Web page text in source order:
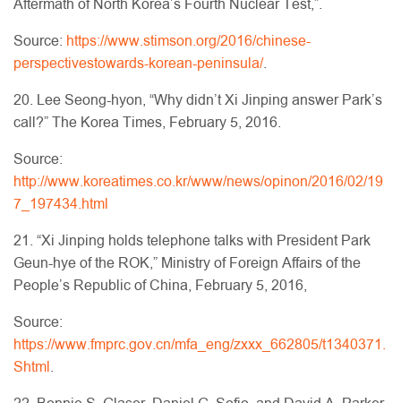
Aftermath of North Korea’s Fourth Nuclear Test,”.
Source: https://www.stimson.org/2016/chinese-
perspectivestowards-korean-peninsula/.
20. Lee Seong-hyon, “Why didn’t Xi Jinping answer Park’s
call?” The Korea Times, February 5, 2016.
Source:
http://www.koreatimes.co.kr/www/news/opinon/2016/02/19
7_197434.html
21. “Xi Jinping holds telephone talks with President Park
Geun-hye of the ROK,” Ministry of Foreign Affairs of the
People’s Republic of China, February 5, 2016,
Source:
https://www.fmprc.gov.cn/mfa_eng/zxxx_662805/t1340371.
Shtml.